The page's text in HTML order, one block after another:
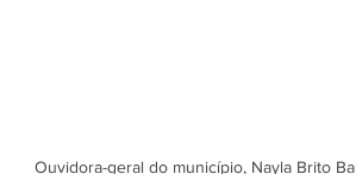
Ouvidora-geral do município, Nayla Brito